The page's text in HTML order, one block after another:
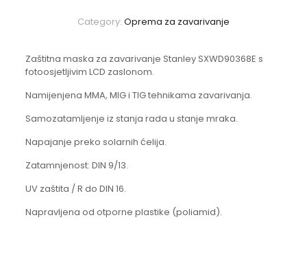
Category: Oprema za zavarivanje
Zaštitna maska za zavarivanje Stanley SXWD90368E s
fotoosjetljivim LCD zaslonom.
Namijenjena MMA, MIG i TIG tehnikama zavarivanja.
Samozatamljenje iz stanja rada u stanje mraka.
Napajanje preko solarnih ćelija.
Zatamnjenost: DIN 9/13.
UV zaštita / R do DIN 16.
Napravljena od otporne plastike (poliamid).